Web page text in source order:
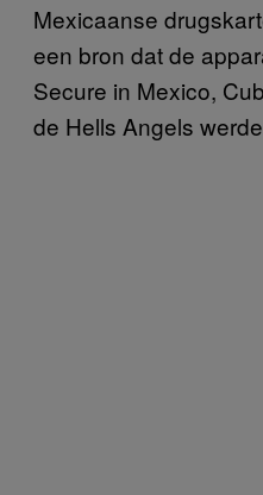
Mexicaanse
een bron dat de
Secure in Mexico,
de Hells Angels